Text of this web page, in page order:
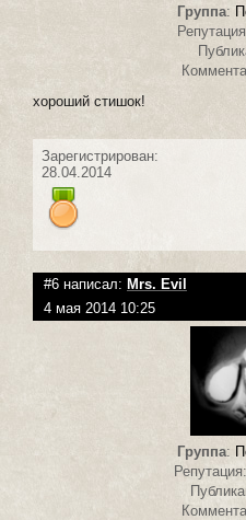
Группа:
хороший стишок!
Зарегистрирован:
28.04.2014
#6 написал: Mrs. Evil
4 мая 2014 10:25
Группа:
Репутация: